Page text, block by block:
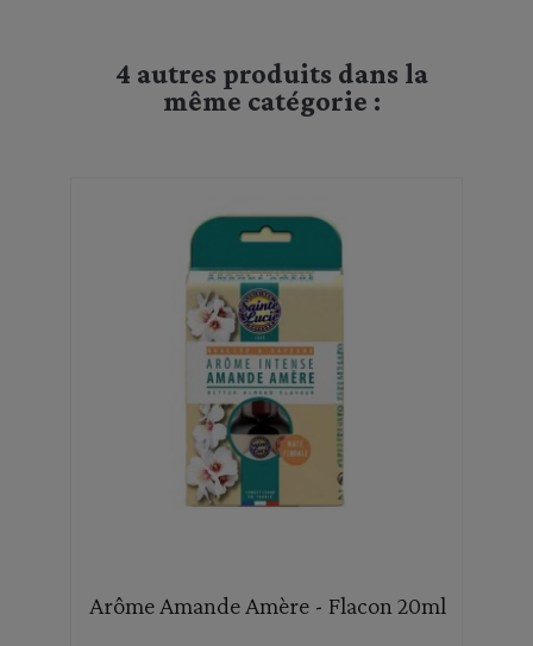
4 autres produits dans la
même catégorie :
Arôme Amande Amère - Flacon 20ml